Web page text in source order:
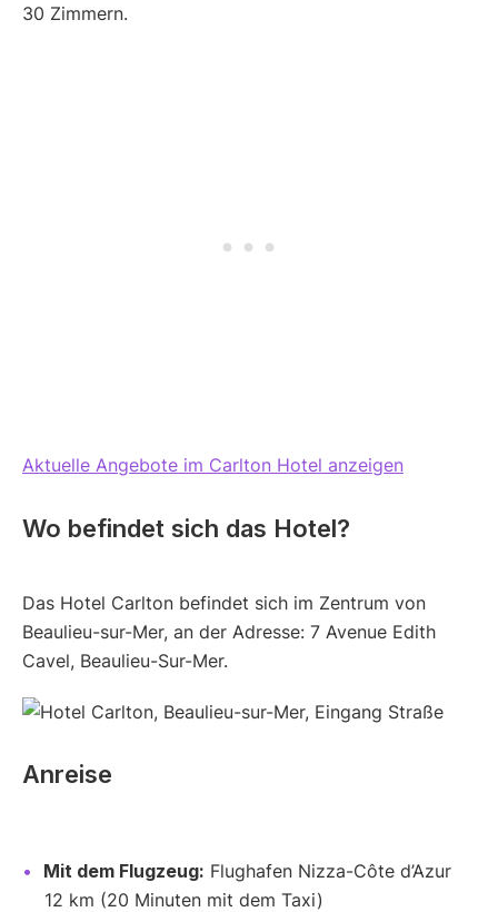
30 Zimmern.
Aktuelle Angebote im Carlton Hotel anzeigen
Wo befindet sich das Hotel?
Das Hotel Carlton befindet sich im Zentrum von
Beaulieu-sur-Mer, an der Adresse: 7 Avenue Edith
Cavel, Beaulieu-Sur-Mer.
Anreise
Mit dem Flugzeug: Flughafen Nizza-Côte d’Azur
12 km (20 Minuten mit dem Taxi)